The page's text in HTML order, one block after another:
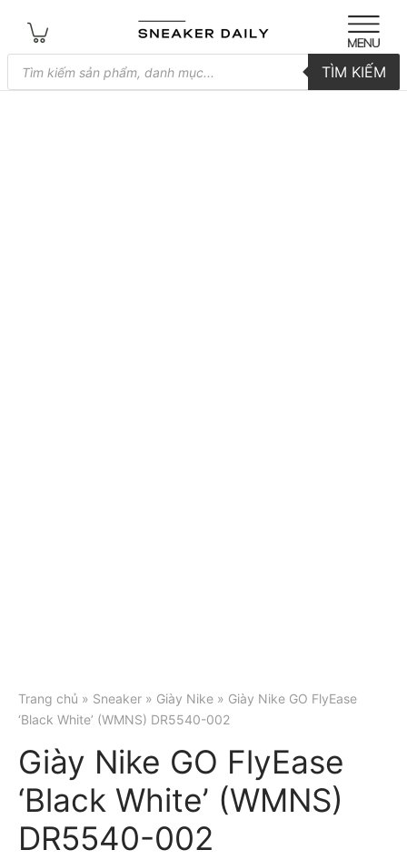
Tìm
kiếm
sản
TÌM KIẾM
Trang chủ » Sneaker » Giày Nike » Giày Nike GO FlyEase
‘Black White’ (WMNS) DR5540-002
Giày Nike GO FlyEase
‘Black White’ (WMNS)
DR5540-002